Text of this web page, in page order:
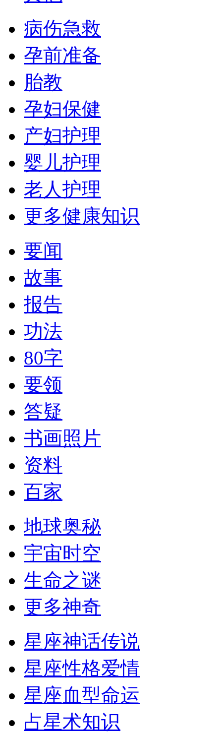
病伤急救
孕前准备
胎教
孕妇保健
产妇护理
婴儿护理
老人护理
更多健康知识
要闻
故事
报告
功法
80字
要领
答疑
书画照片
资料
百家
地球奥秘
宇宙时空
生命之谜
更多神奇
星座神话传说
星座性格爱情
星座血型命运
占星术知识